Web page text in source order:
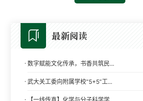
最新阅读
· 数字赋能文化传承，书香共筑民...
· 武大关工委向附属学校“5+5”工...
·